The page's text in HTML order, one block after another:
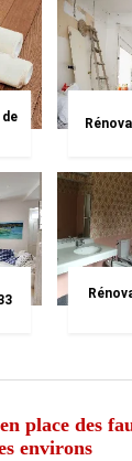
place des
environs